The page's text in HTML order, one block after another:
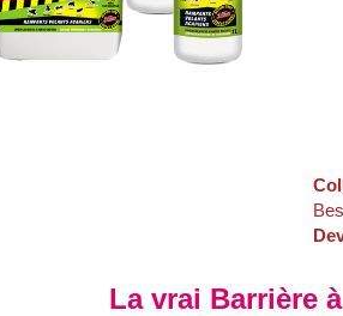
La vrai Barrière